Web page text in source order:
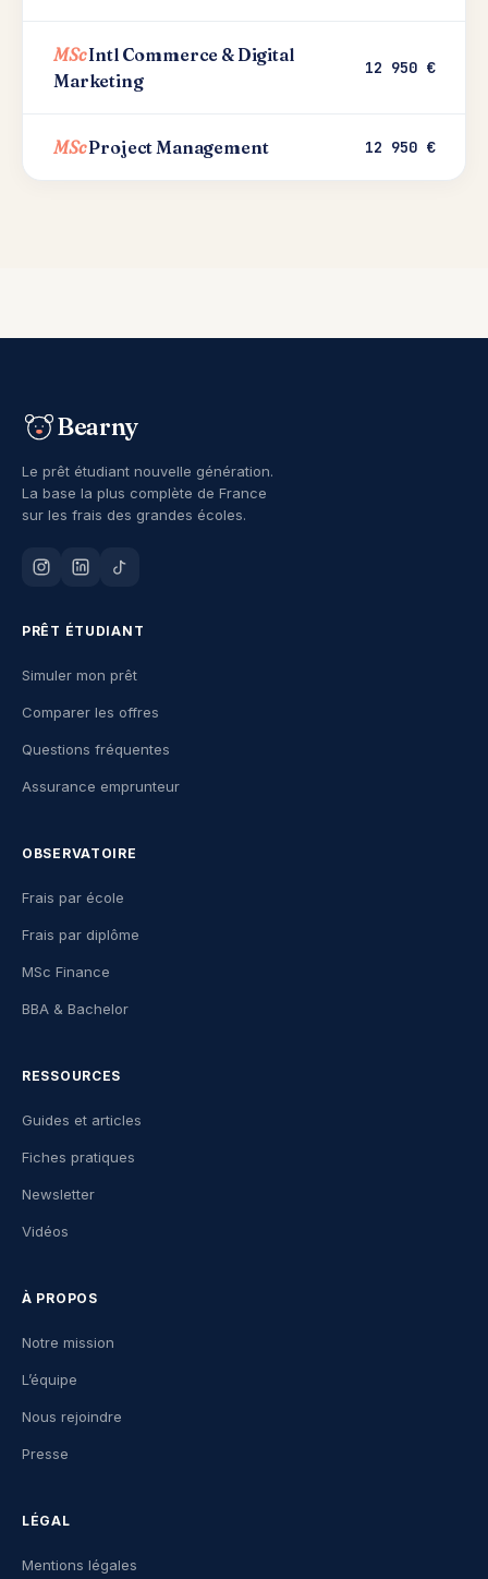
MScIntl Commerce & Digital
Marketing
12 950 €
MScProject Management 12 950 €
Bearny
Le prêt étudiant nouvelle génération.
La base la plus complète de France
sur les frais des grandes écoles.
PRÊT ÉTUDIANT
Simuler mon prêt
Comparer les offres
Questions fréquentes
Assurance emprunteur
OBSERVATOIRE
Frais par école
Frais par diplôme
MSc Finance
BBA & Bachelor
RESSOURCES
Guides et articles
Fiches pratiques
Newsletter
Vidéos
À PROPOS
Notre mission
L’équipe
Nous rejoindre
Presse
LÉGAL
Mentions légales